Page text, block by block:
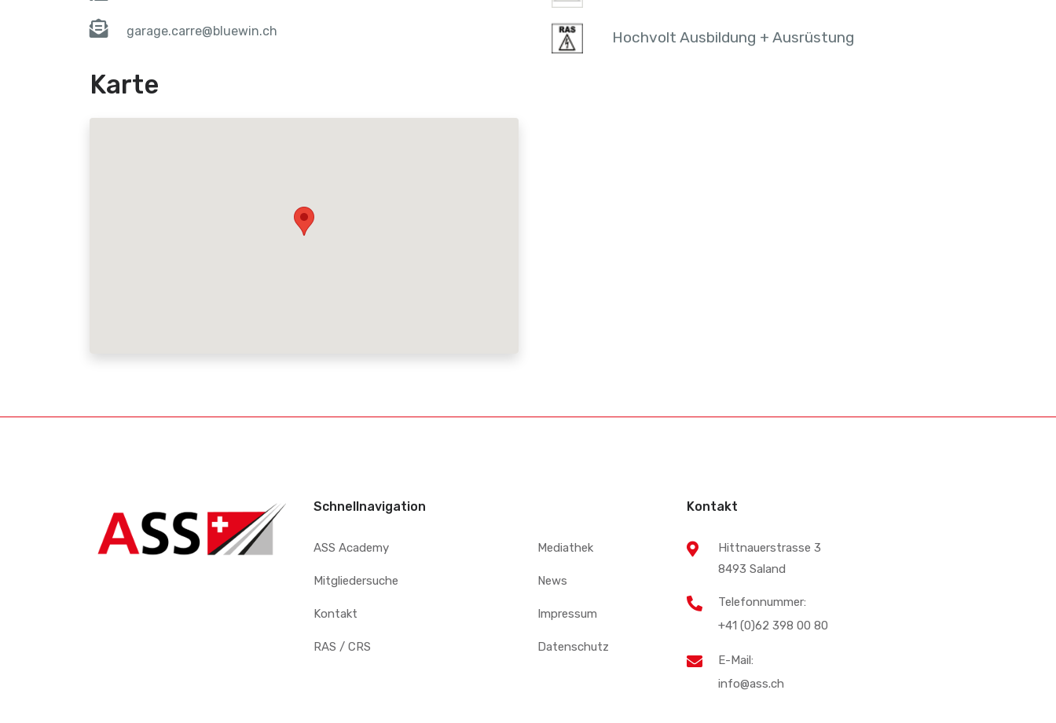
garage.carre@bluewin.ch
Karte
Hochvolt Ausbildung + Ausrüstung
Schnellnavigation
ASS Academy
Mitgliedersuche
Kontakt
RAS / CRS
Mediathek
News
Impressum
Datenschutz
Kontakt
Hittnauerstrasse 3
8493 Saland
Telefonnummer:
+41 (0)62 398 00 80
E-Mail:
info@ass.ch